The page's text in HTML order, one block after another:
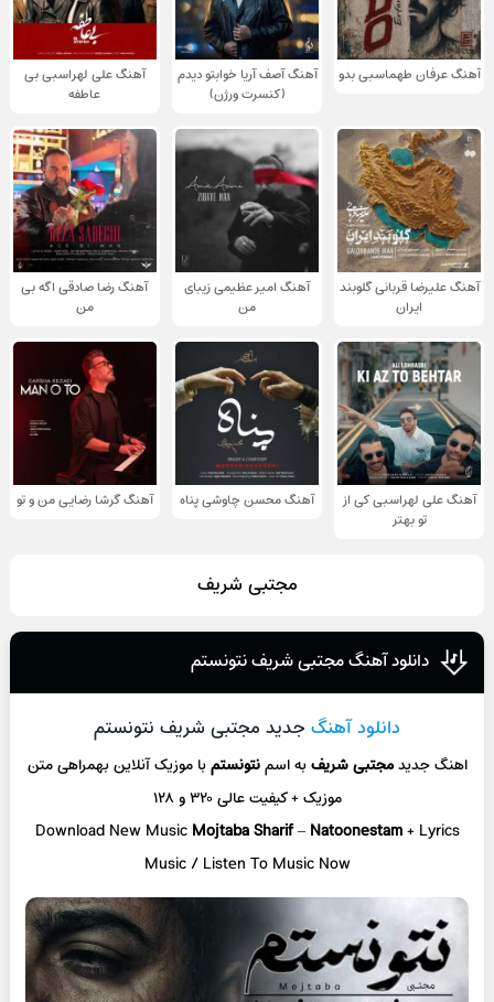
آهنگ عرفان طهماسبی بدو
آهنگ آصف آریا خوابتو دیدم
(کنسرت ورژن)
آهنگ علی لهراسبی بی
عاطفه
آهنگ علیرضا قربانی گلوبند
ایران
آهنگ امیر عظیمی زیبای
من
آهنگ رضا صادقی اگه بی
من
آهنگ علی لهراسبی کی از
تو ‌بهتر
آهنگ محسن چاوشی پناه آهنگ گرشا رضایی من و تو
مجتبی شریف
دانلود آهنگ مجتبی شریف نتونستم
دانلود آهنگ جدید مجتبی شریف نتونستم
اهنگ جدیدمجتبی شریفبه اسمنتونستمبا موزیک آنلاینبهمراهی متن
موزیک + کیفیت عالی ۳۲۰ و ۱۲۸
Download New Music Mojtaba Sharif–Natoonestam+ Lyrics
Music / Listen To Music Now